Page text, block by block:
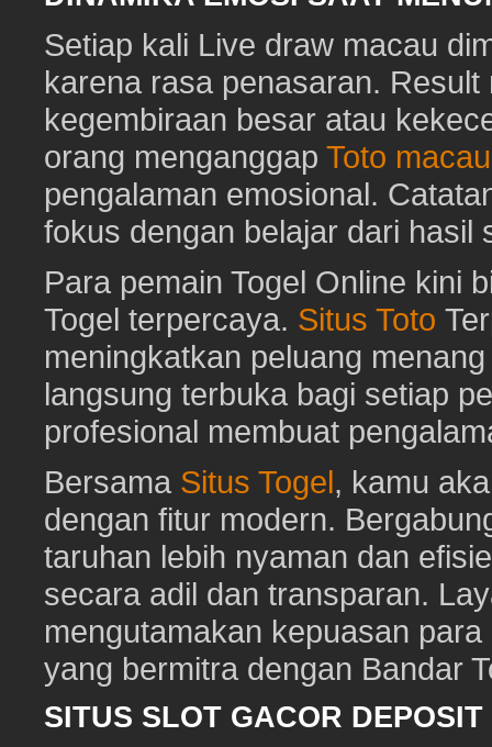
Setiap kali Live draw macau
karena rasa penasaran.
kegembiraan besar atau
orang menganggap Toto macau
pengalaman emosional.
fokus dengan belajar dari hasil
Para pemain Togel Online kini
Togel terpercaya. Situs Toto
meningkatkan peluang
langsung terbuka bagi setiap
profesional membuat
Bersama Situs Togel, kamu
dengan fitur modern.
taruhan lebih nyaman dan
secara adil dan transparan.
mengutamakan kepuasan
yang bermitra dengan Bandar
SITUS SLOT GACOR